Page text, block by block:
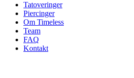
Tatoveringer
Piercinger
Om Timeless
Team
FAQ
Kontakt